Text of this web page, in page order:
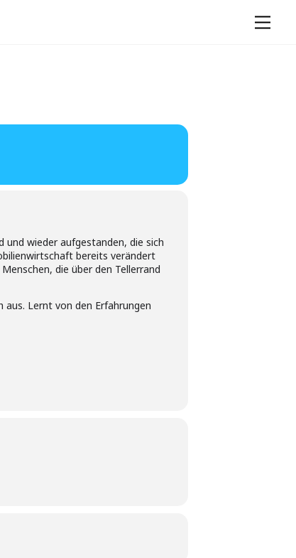
und wieder aufgestanden, die sich
bereits verändert
die über den Tellerrand
Lernt von den Erfahrungen